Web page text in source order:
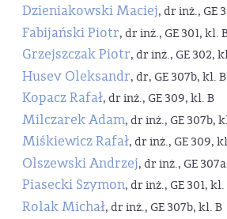
Dzieniakowski Maciej, dr inż., GE
Fabijański Piotr, dr inż., GE 301, kl.
Grzejszczak Piotr, dr inż., GE 302,
Husev Oleksandr, dr, GE 307b, kl. B
Kopacz Rafał, dr inż., GE 309, kl. B
Milczarek Adam, dr inż., GE 307b,
Miśkiewicz Rafał, dr inż., GE 309,
Olszewski Andrzej, dr inż., GE
Piasecki Szymon, dr inż., GE 301, kl.
Rolak Michał, dr inż., GE 307b, kl. B